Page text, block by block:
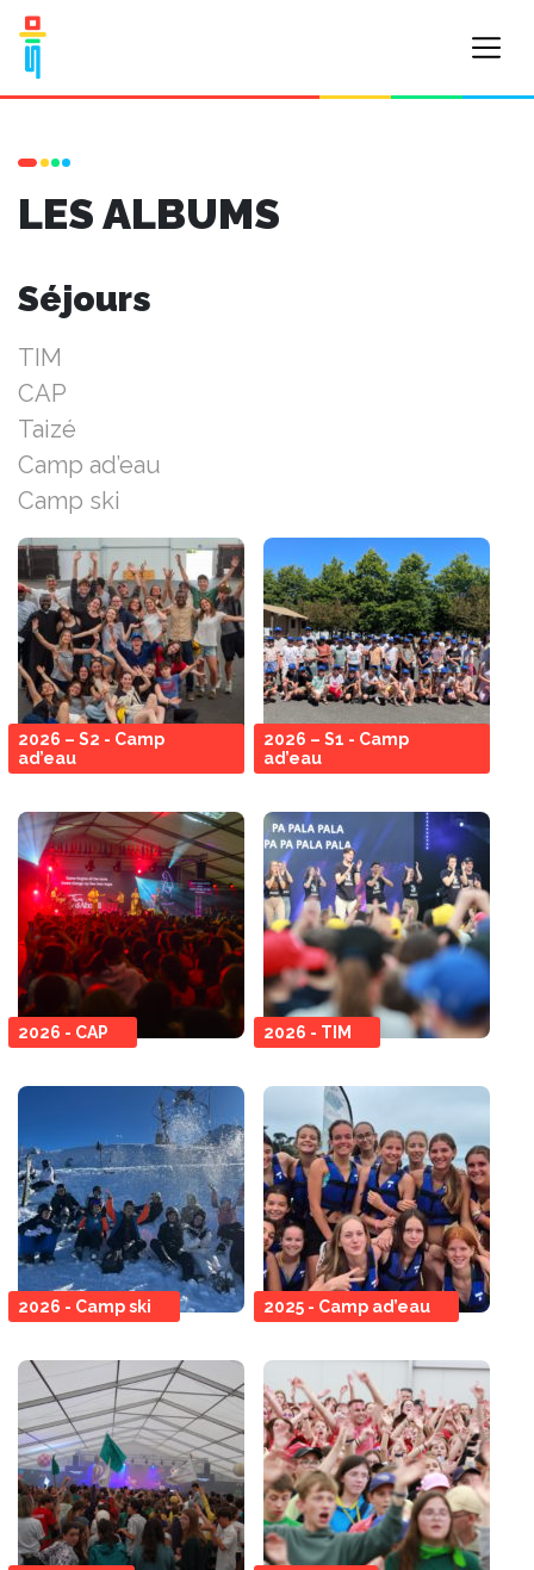
LES ALBUMS
Séjours
TIM
CAP
Taizé
Camp ad’eau
Camp ski
2026 – S2 - Camp
ad’eau
2026 – S1 - Camp
ad’eau
2026 - CAP 2026 - TIM
2026 - Camp ski 2025 - Camp ad’eau